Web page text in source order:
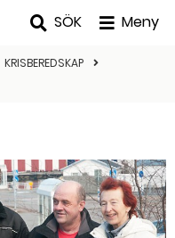
SÖK Meny
KRISBEREDSKAP